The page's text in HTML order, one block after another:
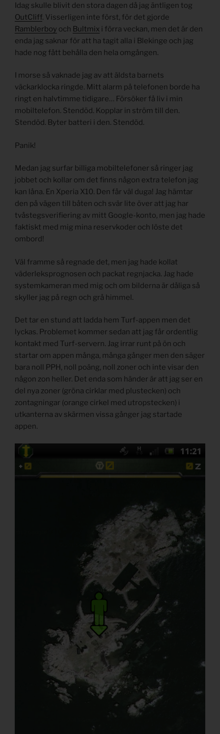
Idag skulle blivit den stora dagen då jag äntligen tog
OutCliff. Visserligen inte först, för det gjorde
Ramblerboy och Bultmix i förra veckan, men det är den
enda jag saknar för att ha tagit alla i Blekinge och jag
hade nog fått behålla den hela omgången.
I morse så vaknade jag av att äldsta barnets
väckarklocka ringde. Mitt alarm på telefonen borde ha
ringt en halvtimme tidigare… Försöker få liv i min
mobiltelefon. Stendöd. Kopplar in ström till den.
Stendöd. Byter batteri i den. Stendöd.
Panik!
Medan jag surfar billiga mobiltelefoner så ringer jag
jobbet och kollar om det finns någon extra telefon jag
kan låna. En Xperia X10. Den får väl duga! Jag hämtar
den på vägen till båten och svär lite över att jag har
tvåstegsverifiering av mitt Google-konto, men jag hade
faktiskt med mig mina reservkoder och löste det
ombord!
Väl framme så regnade det, men jag hade kollat
väderleksprognosen och packat regnjacka. Jag hade
systemkameran med mig och om bilderna är dåliga så
skyller jag på regn och grå himmel.
Det tar en stund att ladda hem Turf-appen men det
lyckas. Problemet kommer sedan att jag får ordentlig
kontakt med Turf-servern. Jag irrar runt på ön och
startar om appen många, många gånger men den säger
bara noll PPH, noll poäng, noll zoner och inte visar den
någon zon heller. Det enda som händer är att jag ser en
del nya zoner (gröna cirklar med plustecken) och
zontagningar (orange cirkel med utropstecken) i
utkanterna av skärmen vissa gånger jag startade
appen.